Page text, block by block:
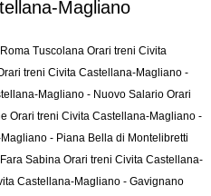
Magliano
Tuscolana Orari treni Civita
treni Civita Castellana-Magliano -
Magliano - Nuovo Salario Orari
Orari treni Civita Castellana-Magliano -
- Piana Bella di Montelibretti
Sabina Orari treni Civita Castellana-
Castellana-Magliano - Gavignano